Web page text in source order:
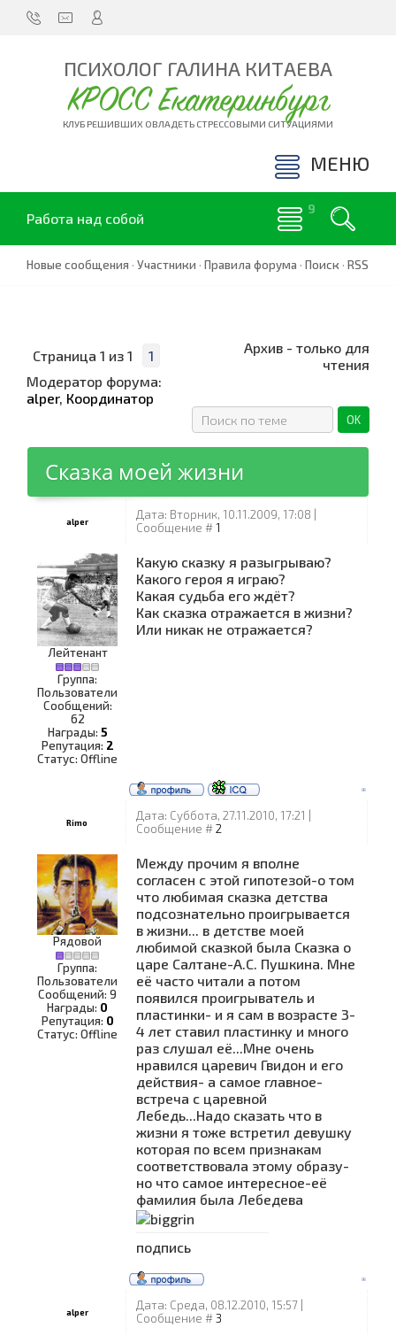
ПСИХОЛОГ ГАЛИНА КИТАЕВА
КРОСС Екатеринбург
КЛУБ РЕШИВШИХ ОВЛАДЕТЬ СТРЕССОВЫМИ СИТУАЦИЯМИ
МЕНЮ
Работа над собой
Новые сообщения · Участники · Правила форума · Поиск · RSS
Страница 1 из 1 1
Архив - только для
чтения
Модератор форума:
alper, Координатор
Сказка моей жизни
alper
Дата: Вторник, 10.11.2009, 17:08 |
Сообщение #1
Лейтенант
Группа:
Пользователи
Сообщений:
62
Награды: 5
Репутация: 2
Статус: Offline
Какую сказку я разыгрываю?
Какого героя я играю?
Какая судьба его ждёт?
Как сказка отражается в жизни?
Или никак не отражается?
Rimo
Дата: Суббота, 27.11.2010, 17:21 |
Сообщение #2
Рядовой
Группа:
Пользователи
Сообщений: 9
Награды: 0
Репутация: 0
Статус: Offline
Между прочим я вполне
согласен с этой гипотезой-о том
что любимая сказка детства
подсознательно проигрывается
в жизни... в детстве моей
любимой сказкой была Сказка о
царе Салтане-А.С. Пушкина. Мне
её часто читали а потом
появился проигрыватель и
пластинки- и я сам в возрасте 3-
4 лет ставил пластинку и много
раз слушал её...Мне очень
нравился царевич Гвидон и его
действия- а самое главное-
встреча с царевной
Лебедь...Надо сказать что в
жизни я тоже встретил девушку
которая по всем признакам
соответствовала этому образу-
но что самое интересное-её
фамилия была Лебедева
подпись
alper
Дата: Среда, 08.12.2010, 15:57 |
Сообщение #3